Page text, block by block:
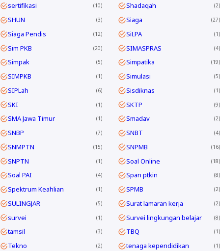
sertifikasi 10 Shadaqah 2
SHUN 3 Siaga 27
Siaga Pendis 12 SiLPA 1
Sim PKB 20 SIMASPRAS 4
Simpak 5 Simpatika 19
SIMPKB 1 Simulasi 5
SIPLah 6 Sisdiknas 1
SKI 1 SKTP 9
SMA Jawa Timur 1 Smadav 2
SNBP 7 SNBT 4
SNMPTN 15 SNPMB 16
SNPTN 1 Soal Online 18
Soal PAI 4 Span ptkin 8
Spektrum Keahlian 1 SPMB 2
SULINGJAR 5 Surat lamaran kerja 2
survei 1 Survei lingkungan belajar 8
tamsil 3 TBQ 1
Tekno 2 tenaga kependidikan 1